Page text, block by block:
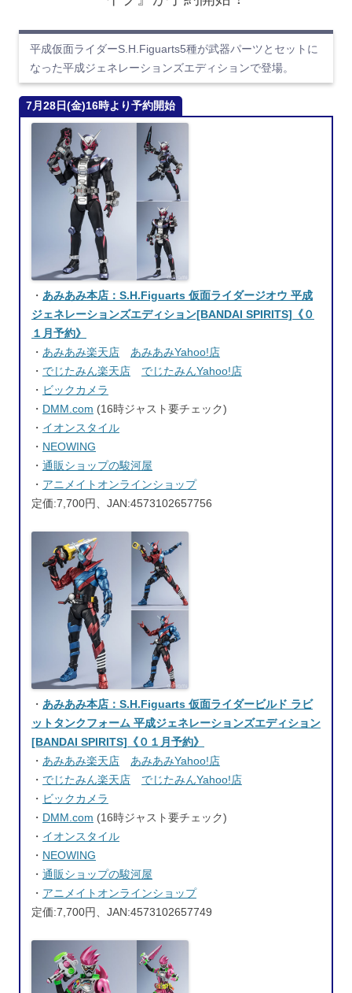
平成仮面ライダーS.H.Figuarts5種が武器パーツとセットに
なった平成ジェネレーションズエディションで登場。
7月28日(金)16時より予約開始
・ あみあみ本店：S.H.Figuarts 仮面ライダージオウ 平成
ジェネレーションズエディション[BANDAI SPIRITS]《０
１月予約》
・ あみあみ楽天店
あみあみYahoo!店
・ でじたみん楽天店
でじたみんYahoo!店
・ ビックカメラ
・ DMM.com (16時ジャスト要チェック)
・ イオンスタイル
・ NEOWING
・ 通販ショップの駿河屋
・ アニメイトオンラインショップ
定価:7,700円、JAN:4573102657756
・ あみあみ本店：S.H.Figuarts 仮面ライダービルド ラビ
ットタンクフォーム 平成ジェネレーションズエディション
[BANDAI SPIRITS]《０１月予約》
・ あみあみ楽天店
あみあみYahoo!店
・ でじたみん楽天店
でじたみんYahoo!店
・ ビックカメラ
・ DMM.com (16時ジャスト要チェック)
・ イオンスタイル
・ NEOWING
・ 通販ショップの駿河屋
・ アニメイトオンラインショップ
定価:7,700円、JAN:4573102657749